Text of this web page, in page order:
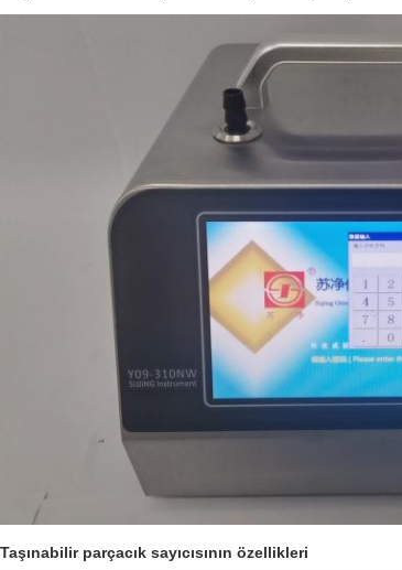
Taşınabilir parçacık sayıcısının özellikleri